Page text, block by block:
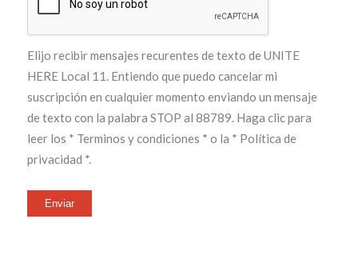
Elijo recibir mensajes recurentes de texto de UNITE
HERE Local 11. Entiendo que puedo cancelar mi
suscripción en cualquier momento enviando un mensaje
de texto con la palabra STOP al 88789. Haga clic para
leer los * Terminos y condiciones * o la * Política de
privacidad *.
Enviar